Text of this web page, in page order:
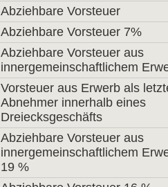
Abziehbare Vorsteuer
Abziehbare Vorsteuer 7%
Abziehbare Vorsteuer aus
innergemeinschaftlichem
Vorsteuer aus Erwerb als
Abnehmer innerhalb eines
Dreiecksgeschäfts
Abziehbare Vorsteuer aus
innergemeinschaftlichem
19 %